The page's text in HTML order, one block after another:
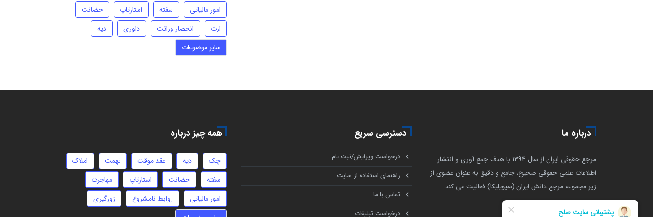
امور مالیاتی سفته استارتاپ
حضانت
ارث
انحصار وراثت داوری
دیه
سایر موضوعات
درباره ما
مرجع حقوقی ایران از سال 1394 با هدف جمع آوری و انتشار
اطلاعات علمی حقوقی صحیح، جامع و دقیق به عنوان عضوی از
زیر مجموعه مرجع دانش ایران (سیویلیکا) فعالیت می کند.
دسترسی سریع
درخواست ویرایش/ثبت نام
راهنمای استفاده از سایت
تماس با ما
درخواست تبلیغات
همه چیز درباره
چک دیه عقد موقت تهمت
املاک
سفته
حضانت استارتاپ
مهاجرت
امور مالیاتی
روابط نامشروع
زورگیری